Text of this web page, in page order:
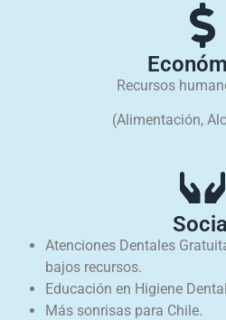
Recursos
(Alimentación,
Atenciones Dentales
bajos recursos.
Educación en Higiene
Más sonrisas para Chile.